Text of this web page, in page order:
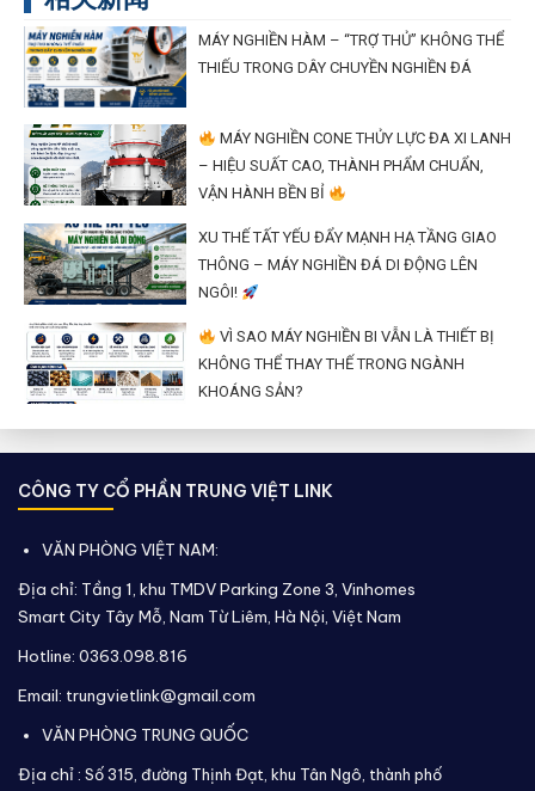
MÁY NGHIỀN HÀM – “TRỢ THỦ” KHÔNG THỂ
THIẾU TRONG DÂY CHUYỀN NGHIỀN ĐÁ
MÁY NGHIỀN CONE THỦY LỰC ĐA XI LANH
– HIỆU SUẤT CAO, THÀNH PHẨM CHUẨN,
VẬN HÀNH BỀN BỈ
XU THẾ TẤT YẾU ĐẨY MẠNH HẠ TẦNG GIAO
THÔNG – MÁY NGHIỀN ĐÁ DI ĐỘNG LÊN
NGÔI!
VÌ SAO MÁY NGHIỀN BI VẪN LÀ THIẾT BỊ
KHÔNG THỂ THAY THẾ TRONG NGÀNH
KHOÁNG SẢN?
CÔNG TY CỔ PHẦN TRUNG VIỆT LINK
VĂN PHÒNG VIỆT NAM:
Địa chỉ: Tầng 1, khu TMDV Parking Zone 3, Vinhomes
Smart City Tây Mỗ, Nam Từ Liêm, Hà Nội, Việt Nam
Hotline: 0363.098.816
Email: trungvietlink@gmail.com
VĂN PHÒNG TRUNG QUỐC
Địa chỉ : Số 315, đường Thịnh Đạt, khu Tân Ngô, thành phố